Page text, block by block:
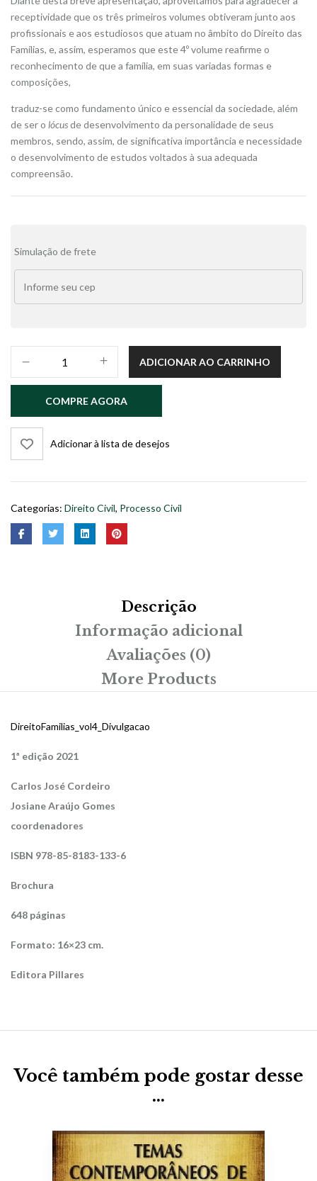
receptividade que os três primeiros volumes obtiveram junto aos
profissionais e aos estudiosos que atuam no âmbito do Direito das
Famílias, e, assim, esperamos que este 4º volume reafirme o
reconhecimento de que a família, em suas variadas formas e
composições,
traduz-se como fundamento único e essencial da sociedade, além
de ser o lócusde desenvolvimento da personalidade de seus
membros, sendo, assim, de significativa importância e necessidade
o desenvolvimento de estudos voltados à sua adequada
compreensão.
Simulação de frete
CONTEMPORÂNEOS
DE
DIREITO
DAS
FAMÍLIAS
4
ADICIONAR AO CARRINHO
COMPRE AGORA
Adicionar à lista de desejos
Categorias: Direito Civil, Processo Civil
Descrição
Informação adicional
Avaliações (0)
More Products
DireitoFamilias_vol4_Divulgacao
1ª edição 2021
Carlos José Cordeiro
Josiane Araújo Gomes
coordenadores
ISBN 978-85-8183-133-6
Brochura
648 páginas
Formato: 16×23 cm.
Editora Pillares
Você também pode gostar desse
…